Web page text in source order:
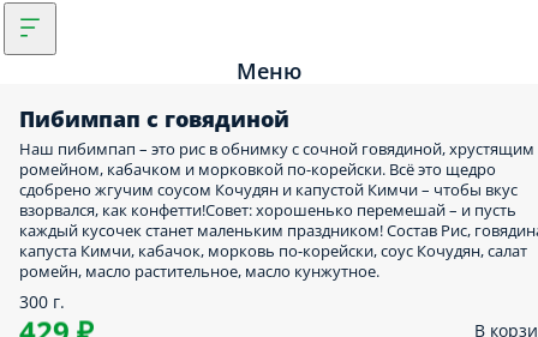
Меню
Пибимпап с говядиной
Наш пибимпап – это рис в обнимку с сочной говядиной, хрустящим
ромейном, кабачком и морковкой по-корейски. Всё это щедро
сдобрено жгучим соусом Кочудян и капустой Кимчи – чтобы вкус
взорвался, как конфетти!Совет: хорошенько перемешай – и пусть
каждый кусочек станет маленьким праздником! Состав Рис,
капуста Кимчи, кабачок, морковь по-корейски, соус Кочудян, салат
ромейн, масло растительное, масло кунжутное.
300 г.
В